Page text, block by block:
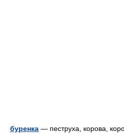
буренка — пеструха, корова,